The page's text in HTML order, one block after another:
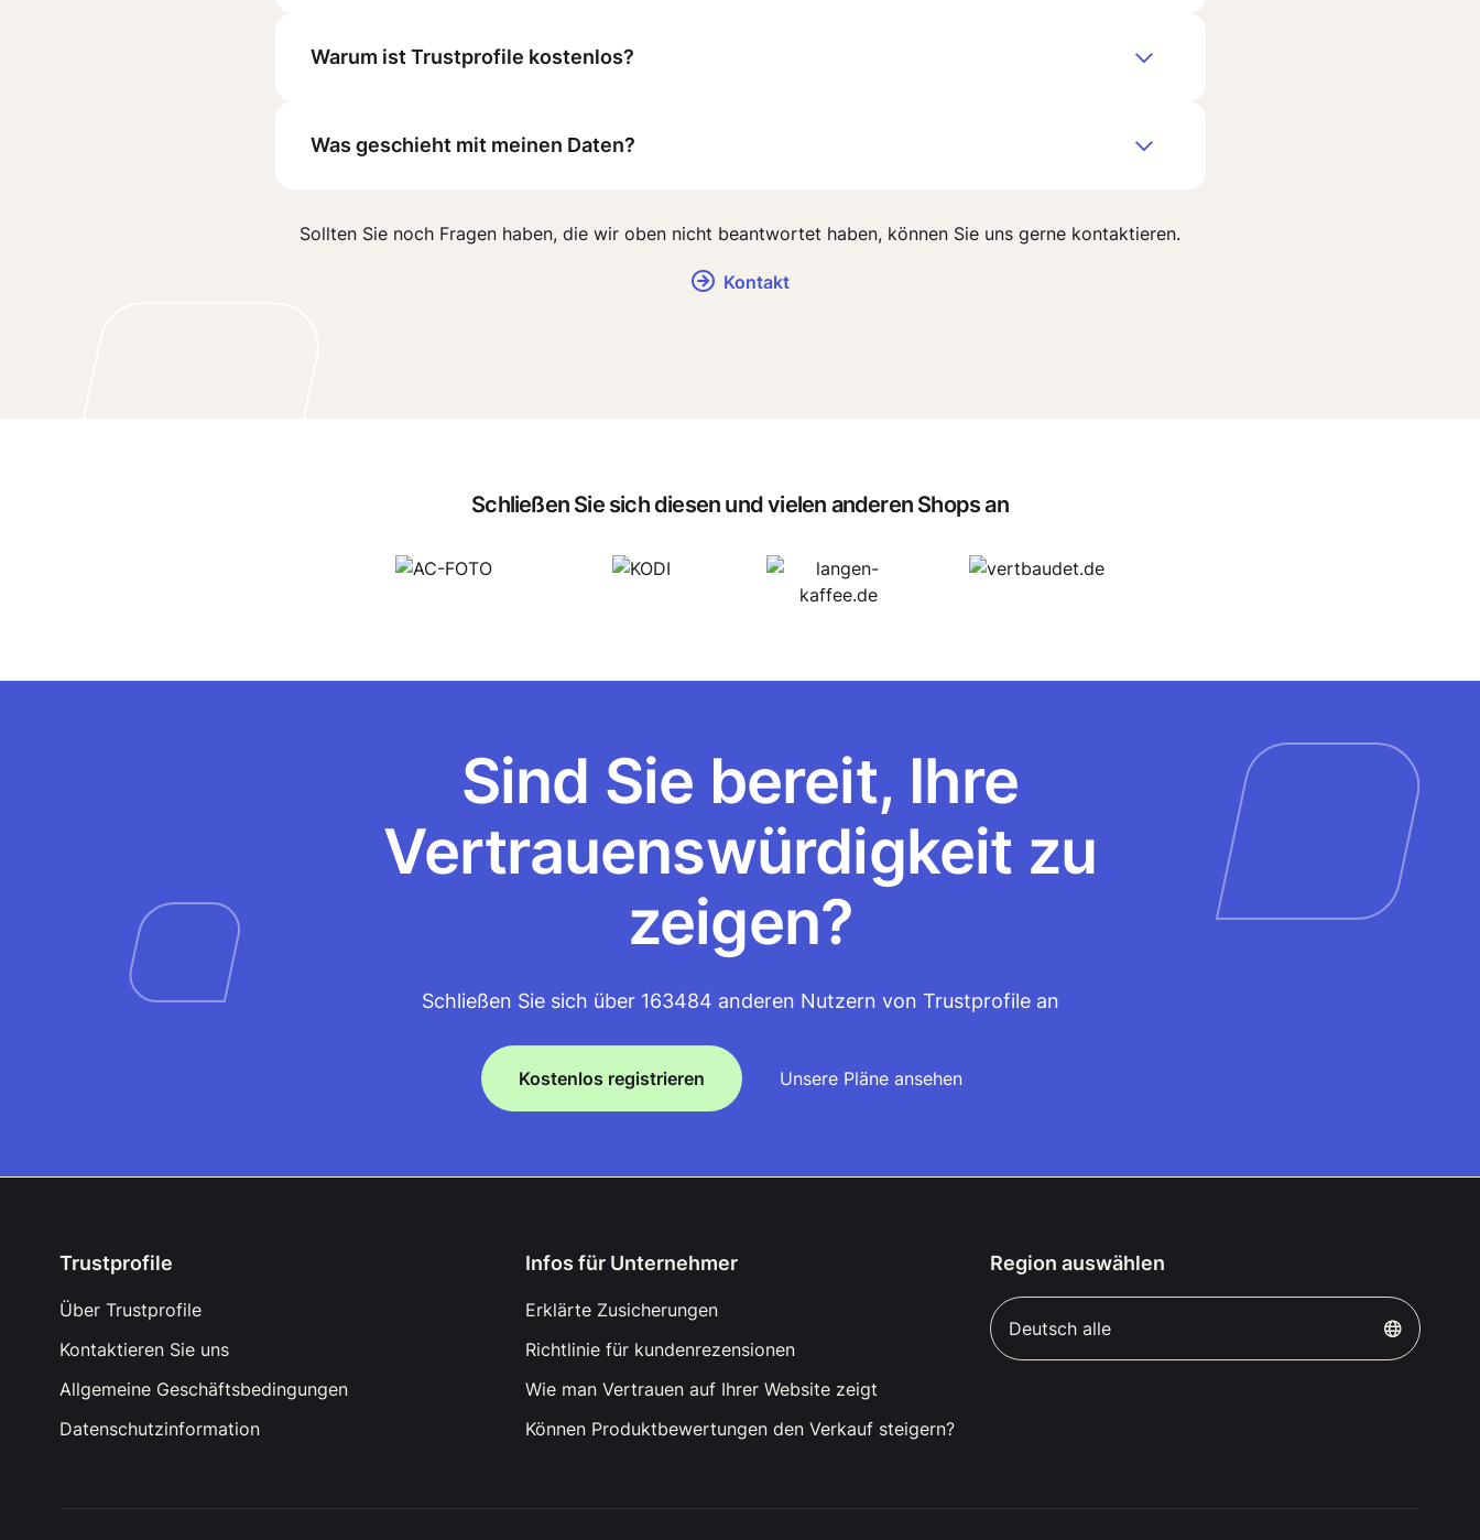
Warum ist Trustprofile kostenlos?
Was geschieht mit meinen Daten?
Sollten Sie noch Fragen haben, die wir oben nicht beantwortet haben, können Sie uns gerne kontaktieren.
Kontakt
Schließen Sie sich diesen und vielen anderen Shops an
Sind Sie bereit, Ihre
Vertrauenswürdigkeit zu
zeigen?
Schließen Sie sich über 163484 anderen Nutzern von Trustprofile an
Kostenlos registrieren Unsere Pläne ansehen
Trustprofile
Über Trustprofile
Kontaktieren Sie uns
Allgemeine Geschäftsbedingungen
Datenschutzinformation
Infos für Unternehmer
Erklärte Zusicherungen
Richtlinie für kundenrezensionen
Wie man Vertrauen auf Ihrer Website zeigt
Können Produktbewertungen den Verkauf steigern?
Region auswählen
Deutsch alle